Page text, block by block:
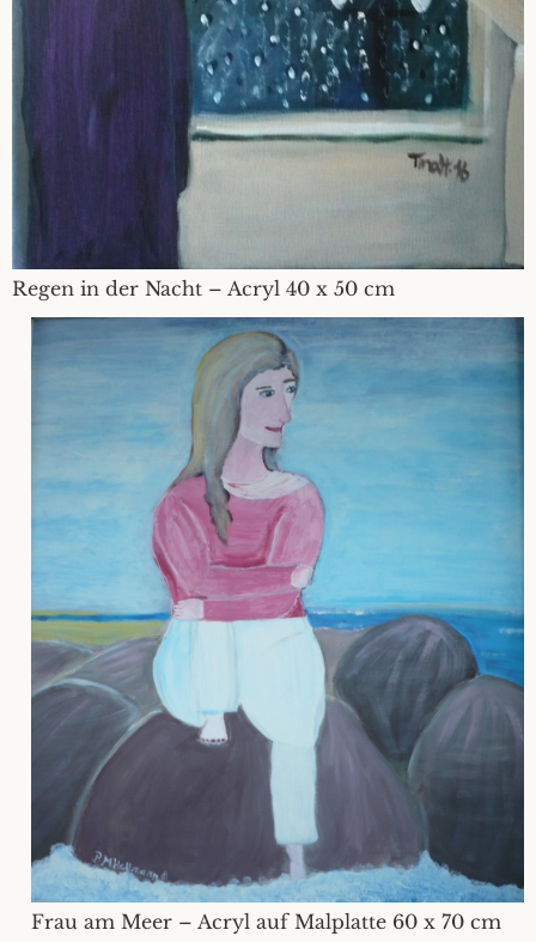
Regen in der Nacht – Acryl 40 x 50 cm
Frau am Meer – Acryl auf Malplatte 60 x 70 cm